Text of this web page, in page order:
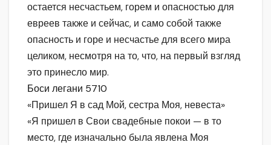
остается несчастьем, горем и опасностью для
евреев также и сейчас, и само собой также
опасность и горе и несчастье для всего мира
целиком, несмотря на то, что, на первый взгляд
это принесло мир.
Боси легани 5710
«Пришел Я в сад Мой, сестра Моя, невеста»
«Я пришел в Свои свадебные покои — в то
место, где изначально была явлена Моя